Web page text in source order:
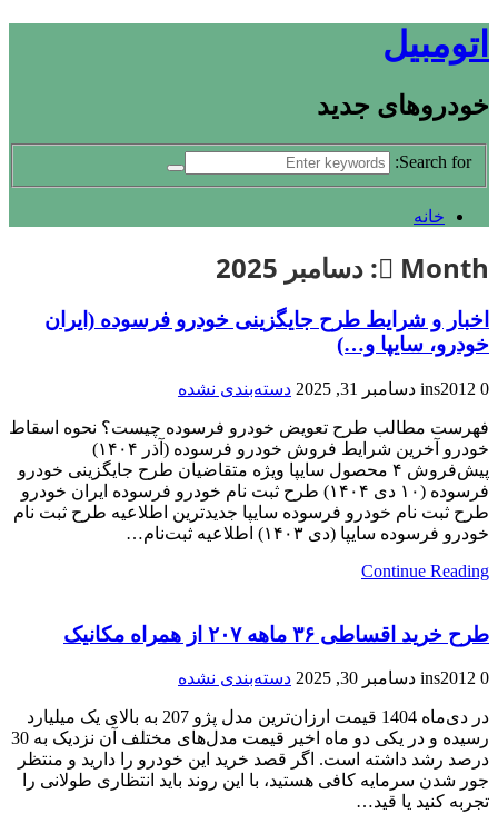
اتومبیل
خودروهای جدید
Search for:
خانه
Month: دسامبر 2025
اخبار و شرایط طرح جایگزینی خودرو فرسوده (ایران
خودرو، سایپا و…)
ins2012 0 دسامبر 31, 2025 دسته‌بندی نشده
فهرست مطالب طرح تعویض خودرو فرسوده چیست؟ نحوه اسقاط
خودرو آخرین شرایط فروش خودرو فرسوده (آذر ۱۴۰۴)
پیش‌فروش ۴ محصول سایپا ویژه متقاضیان طرح جایگزینی خودرو
فرسوده (۱۰ دی ۱۴۰۴) طرح ثبت نام خودرو فرسوده ایران خودرو
طرح ثبت نام خودرو فرسوده سایپا جدیدترین اطلاعیه طرح ثبت نام
خودرو فرسوده سایپا (دی ۱۴۰۳) اطلاعیه ثبت‌نام…
Continue Reading
طرح خرید اقساطی ۳۶ ماهه ۲۰۷ از همراه ‌مکانیک
ins2012 0 دسامبر 30, 2025 دسته‌بندی نشده
در دی‌ماه 1404 قیمت ارزان‌ترین مدل پژو 207 به بالای یک میلیارد
رسیده و در یکی دو ماه اخیر قیمت مدل‌های مختلف آن نزدیک به 30
درصد رشد داشته است. اگر قصد خرید این خودرو را دارید و منتظر
جور شدن سرمایه کافی هستید، با این روند باید انتظاری طولانی را
تجربه کنید یا قید…